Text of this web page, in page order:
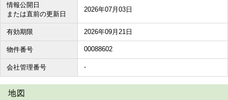
情報公開日
または直前の更新日
2026年07月03日
有効期限 2026年09月21日
物件番号 00088602
会社管理番号 -
地図